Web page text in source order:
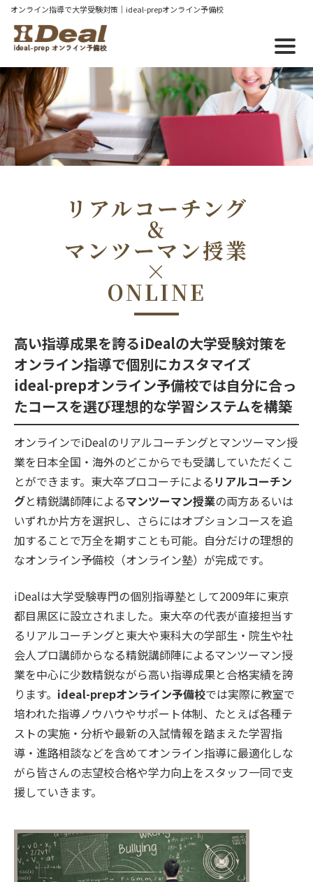
オンライン指導で大学受験対策｜ideal-prepオンライン予備校
リアルコーチング
&
マンツーマン授業
×
ONLINE
高い指導成果を誇るiDealの大学受験対策を
オンライン指導で個別にカスタマイズ
ideal-prepオンライン予備校では自分に合っ
たコースを選び理想的な学習システムを構築
オンラインでiDealのリアルコーチングとマンツーマン授
業を日本全国・海外のどこからでも受講していただくこ
とができます。東大卒プロコーチによる リアルコーチン
グと精鋭講師陣によるマンツーマン授業の両方あるいは
いずれか片方を選択し、さらにはオプションコースを追
加することで万全を期すことも可能。自分だけの理想的
なオンライン予備校（オンライン塾）が完成です。
iDealは大学受験専門の個別指導塾として2009年に東京
都目黒区に設立されました。東大卒の代表が直接担当す
るリアルコーチングと東大や東科大の学部生・院生や社
会人プロ講師からなる精鋭講師陣によるマンツーマン授
業を中心に少数精鋭ながら高い指導成果と合格実績を誇
ります。 ideal-prepオンライン予備校では実際に教室で
培われた指導ノウハウやサポート体制、たとえば各種テ
ストの実施・分析や最新の入試情報を踏まえた学習指
導・進路相談などを含めてオンライン指導に最適化しな
がら皆さんの志望校合格や学力向上をスタッフ一同で支
援していきます。